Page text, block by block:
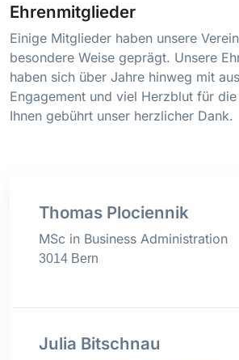
Ehrenmitglieder
Einige Mitglieder haben unsere
besondere Weise geprägt. Unsere
haben sich über Jahre hinweg mit
Engagement und viel Herzblut für
Ihnen gebührt unser herzlicher Dank.
Thomas Plociennik
MSc in Business Administration
3014 Bern
Julia Bitschnau